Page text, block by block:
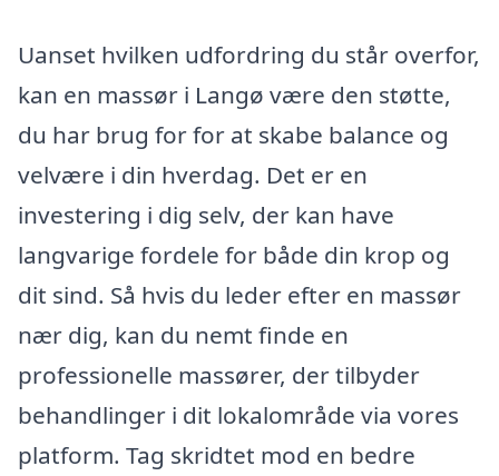
Uanset hvilken udfordring du står overfor,
kan en massør i Langø være den støtte,
du har brug for for at skabe balance og
velvære i din hverdag. Det er en
investering i dig selv, der kan have
langvarige fordele for både din krop og
dit sind. Så hvis du leder efter en massør
nær dig, kan du nemt finde en
professionelle massører, der tilbyder
behandlinger i dit lokalområde via vores
platform. Tag skridtet mod en bedre